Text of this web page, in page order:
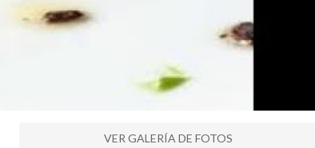
VER GALERÍA DE FOTOS